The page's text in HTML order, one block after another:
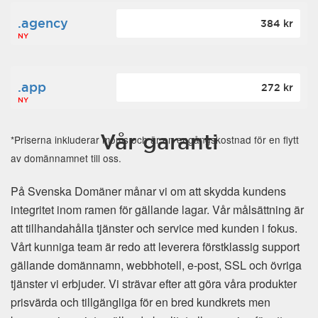
.agency
NY
384 kr
.app
NY
272 kr
*Priserna inkluderar moms och är en engångskostnad för en flytt
av domännamnet till oss.
Vår garanti
På Svenska Domäner månar vi om att skydda kundens
integritet inom ramen för gällande lagar. Vår målsättning är
att tillhandahålla tjänster och service med kunden i fokus.
Vårt kunniga team är redo att leverera förstklassig support
gällande domännamn, webbhotell, e-post, SSL och övriga
tjänster vi erbjuder. Vi strävar efter att göra våra produkter
prisvärda och tillgängliga för en bred kundkrets men